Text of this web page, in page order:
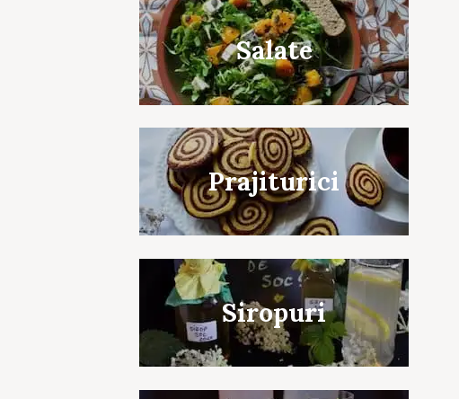
Salate
Prajiturici
Siropuri
Press Esc to cancel.